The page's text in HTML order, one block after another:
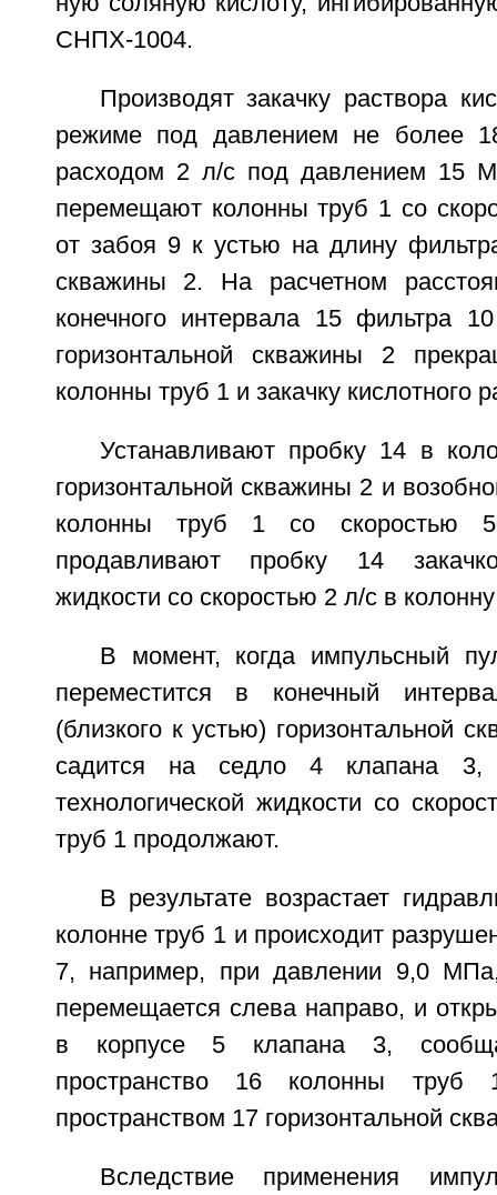
СНПХ-1004.
Производят закачку раствора
режиме под давлением не более
расходом 2 л/с под давлением 15
перемещают колонны труб 1 со
от забоя 9 к устью на длину
скважины 2. На расчетном
конечного интервала 15 фильтра
горизонтальной скважины 2
колонны труб 1 и закачку кислотного
Устанавливают пробку 14 в
горизонтальной скважины 2 и
колонны труб 1 со
продавливают пробку 14
жидкости со скоростью 2 л/с в
В момент, когда импульсный
переместится в конечный
(близкого к устью) горизонтальной
садится на седло 4 клапана 3,
технологической жидкости со
труб 1 продолжают.
В результате возрастает
колонне труб 1 и происходит
7, например, при давлении 9,0
перемещается слева направо, и
в корпусе 5 клапана 3,
пространство 16 колонны
пространством 17 горизонтальной
Вследствие применения